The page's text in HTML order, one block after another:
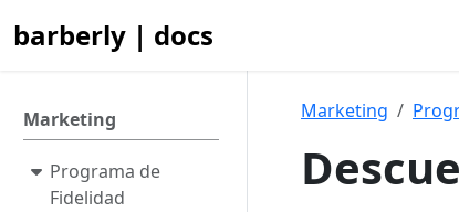
barberly | docs
Marketing
Programa de
Fidelidad
Marketing